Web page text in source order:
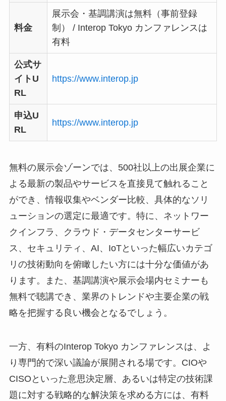
料金
展示会・基調講演は無料（事前登録
制） / Interop Tokyo カンファレンスは
有料
公式サ
イトU
RL
https://www.interop.jp
申込U
RL
https://www.interop.jp
無料の展示会ゾーンでは、500社以上の出展企業に
よる最新の製品やサービスを直接見て触れること
ができ、情報収集やベンダー比較、具体的なソリ
ューションの選定に最適です。特に、ネットワー
クインフラ、クラウド・データセンターサービ
ス、セキュリティ、AI、IoTといった幅広いカテゴ
リの技術動向を俯瞰したい方には十分な価値があ
ります。また、基調講演や展示会場内セミナーも
無料で聴講でき、業界のトレンドや主要企業の戦
略を把握する良い機会となるでしょう。
一方、有料のInterop Tokyo カンファレンスは、よ
り専門的で深い議論が展開される場です。CIOや
CISOといった意思決定層、あるいは特定の技術課
題に対する戦略的な解決策を求める方には、有料